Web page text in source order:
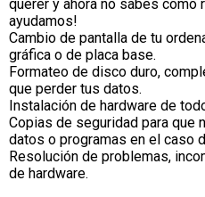
querer y ahora no sabes cómo
ayudamos!
Cambio de pantalla de tu
gráfica o de placa base.
Formateo de disco duro,
que perder tus datos.
Instalación de hardware de
Copias de seguridad para que
datos o programas en el caso
Resolución de problemas,
de hardware.